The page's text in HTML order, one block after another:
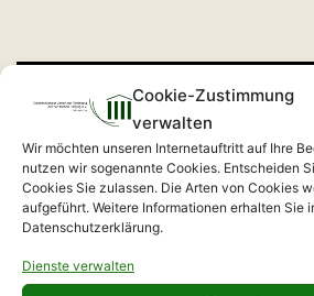
Cookie-Zustimmung
verwalten
Wir möchten unseren Internetauftritt auf Ihre
nutzen wir sogenannte Cookies. Entscheiden
Cookies Sie zulassen. Die Arten von Cookies
aufgeführt. Weitere Informationen erhalten Sie
Datenschutzerklärung.
Dienste verwalten
50 Jahre
Kjellberg-